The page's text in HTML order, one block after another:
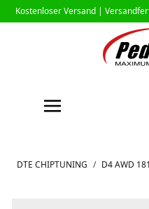
Kostenloser Versand |
DTE CHIPTUNING / D4 AWD